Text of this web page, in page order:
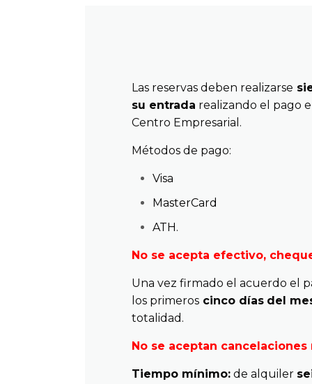
Las reservas deben realizarse
su entrada realizando el pago
Centro Empresarial.
Métodos de pago:
Visa
MasterCard
ATH.
No se acepta efectivo,
Una vez firmado el acuerdo el
los primeros cinco días del
totalidad.
No se aceptan
Tiempo mínimo: de alquiler